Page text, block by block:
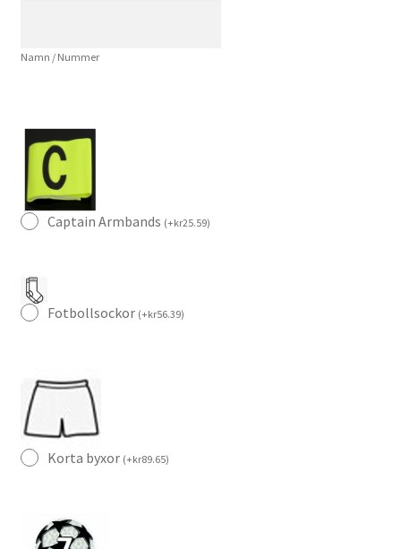
Kortärmad
Namn / Nummer
Captain Armbands (+kr25.59)
Fotbollsockor (+kr56.39)
Korta byxor (+kr89.65)